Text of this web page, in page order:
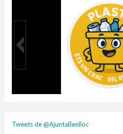
Tweets de @AjuntaBenlloc